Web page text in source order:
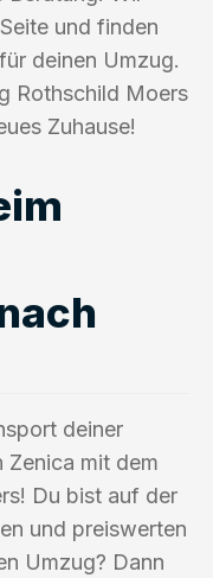
und finden
deinen Umzug.
Rothschild Moers
Zuhause!
deiner
mit dem
Du bist auf der
und preiswerten
Umzug? Dann